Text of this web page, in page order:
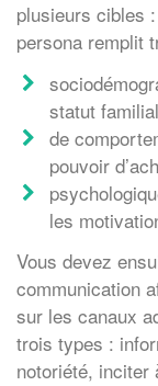
plusieurs cibles
persona remplit
statut
de
pouvoir
les
Vous devez
communication
sur les canaux
trois types :
notoriété, inciter